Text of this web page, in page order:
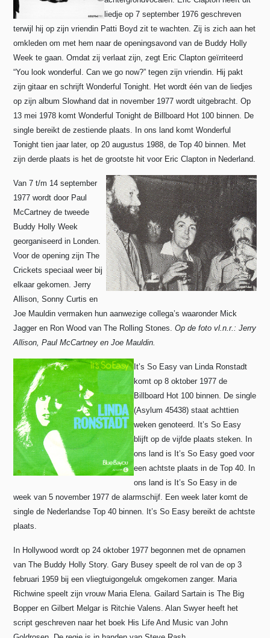
liedje op 7 september 1976 geschreven
terwijl hij op zijn vriendin Patti Boyd zit te wachten. Zij is zich aan het
omkleden om met hem naar de openingsavond van de Buddy Holly
Week te gaan. Omdat zij verlaat zijn, zegt Eric Clapton geïrriteerd
“You look wonderful. Can we go now?” tegen zijn vriendin. Hij pakt
zijn gitaar en schrijft Wonderful Tonight. Het wordt één van de liedjes
op zijn album Slowhand dat in november 1977 wordt uitgebracht. Op
13 mei 1978 komt Wonderful Tonight de Billboard Hot 100 binnen. De
single bereikt de zestiende plaats. In ons land komt Wonderful
Tonight tien jaar later, op 20 augustus 1988, de Top 40 binnen. Met
zijn derde plaats is het de grootste hit voor Eric Clapton in Nederland.
Van 7 t/m 14 september
1977 wordt door Paul
McCartney de tweede
Buddy Holly Week
georganiseerd in Londen.
Voor de opening zijn The
Crickets speciaal weer bij
elkaar gekomen. Jerry
Allison, Sonny Curtis en
Joe Mauldin vermaken hun aanwezige collega’s waaronder Mick
Jagger en Ron Wood van The Rolling Stones.Op de foto vl.n.r.: Jerry
Allison, Paul McCartney en Joe Mauldin.
It’s So Easy van Linda Ronstadt
komt op 8 oktober 1977 de
Billboard Hot 100 binnen. De single
(Asylum 45438) staat achttien
weken genoteerd. It’s So Easy
blijft op de vijfde plaats steken. In
ons land is It’s So Easy goed voor
een achtste plaats in de Top 40. In
ons land is It’s So Easy in de
week van 5 november 1977 de alarmschijf. Een week later komt de
single de Nederlandse Top 40 binnen. It’s So Easy bereikt de achtste
plaats.
In Hollywood wordt op 24 oktober 1977 begonnen met de opnamen
van The Buddy Holly Story. Gary Busey speelt de rol van de op 3
februari 1959 bij een vliegtuigongeluk omgekomen zanger. Maria
Richwine speelt zijn vrouw Maria Elena. Gailard Sartain is The Big
Bopper en Gilbert Melgar is Ritchie Valens. Alan Swyer heeft het
script geschreven naar het boek His Life And Music van John